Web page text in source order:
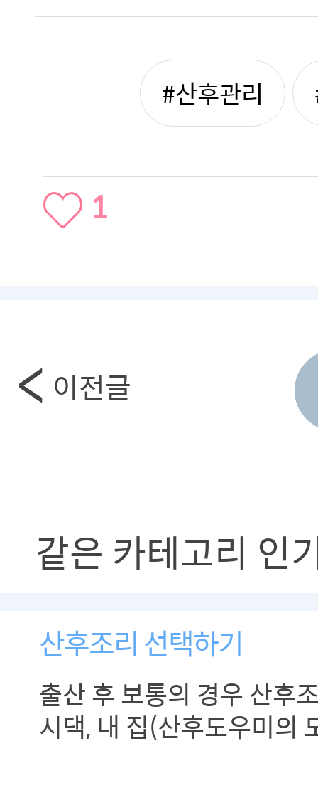
#산후관리
1
이전글
같은 카테고리 인
산후조리 선택하기
출산 후 보통의 경우 산후
시댁, 내 집(산후도우미의